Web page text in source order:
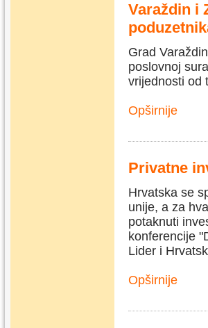
Varaždin i
Grad
poslovnoj
vrijednosti od
Opširnije
Privatne
Hrvatska se
unije, a za
potaknuti
konferencije
Lider i
Opširnije